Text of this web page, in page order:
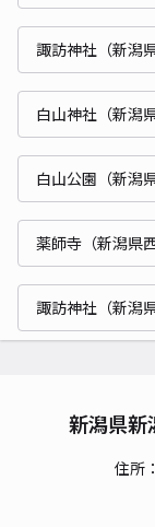
諏訪神社（新潟
白山神社（新潟
白山公園（新潟県
薬師寺（新潟県
諏訪神社（新潟
新潟県新
住所